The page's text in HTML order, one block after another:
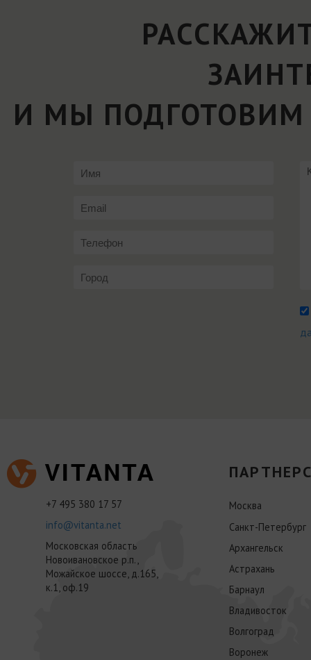
И МЫ ПОДГОТОВИМ
+7 495 380 17 57
info@vitanta.net
Московская область
Новоивановское р.п.,
Можайское шоссе, д.165,
к.1, оф.19
Москва
Санкт-Петербург
Архангельск
Астрахань
Барнаул
Владивосток
Волгоград
Воронеж